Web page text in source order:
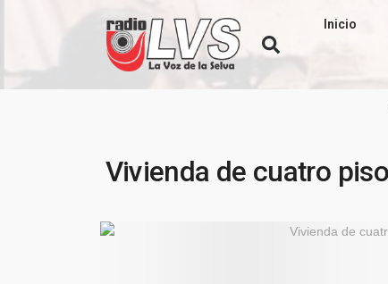
Inicio
Vivienda de cuatro